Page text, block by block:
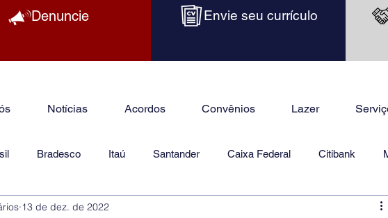
Denuncie Envie seu currículo
Notícias Acordos Convênios Lazer
Bradesco Itaú Santander Caixa Federal Citibank
Jurídico
13 de dez. de 2022